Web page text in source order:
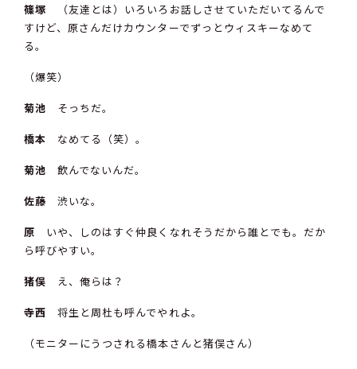
篠塚 （友達とは）いろいろお話しさせていただいてるんで
すけど、原さんだけカウンターでずっとウィスキーなめて
る。
（爆笑）
菊池 そっちだ。
橋本 なめてる（笑）。
菊池 飲んでないんだ。
佐藤 渋いな。
原 いや、しのはすぐ仲良くなれそうだから誰とでも。だか
ら呼びやすい。
猪俣 え、俺らは？
寺西 将生と周杜も呼んでやれよ。
（モニターにうつされる橋本さんと猪俣さん）